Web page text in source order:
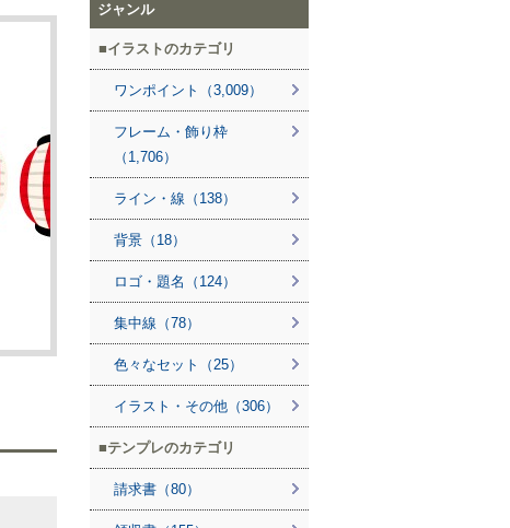
ジャンル
イラストのカテゴリ
ワンポイント（3,009）
フレーム・飾り枠
（1,706）
ライン・線（138）
背景（18）
ロゴ・題名（124）
集中線（78）
色々なセット（25）
イラスト・その他（306）
テンプレのカテゴリ
請求書（80）